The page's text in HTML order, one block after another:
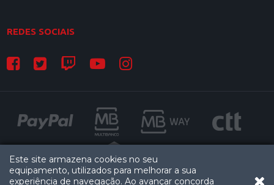
REDES SOCIAIS
Este site armazena cookies no seu
equipamento, utilizados para melhorar a sua
experiência de navegação. Ao avançar concorda